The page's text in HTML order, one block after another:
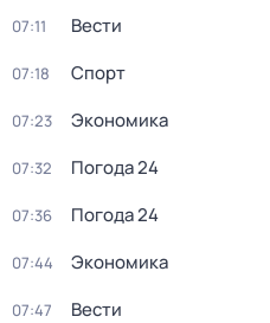
07:11 Вести
07:18 Спорт
07:23 Экономика
07:32 Погода 24
07:36 Погода 24
07:44 Экономика
07:47 Вести